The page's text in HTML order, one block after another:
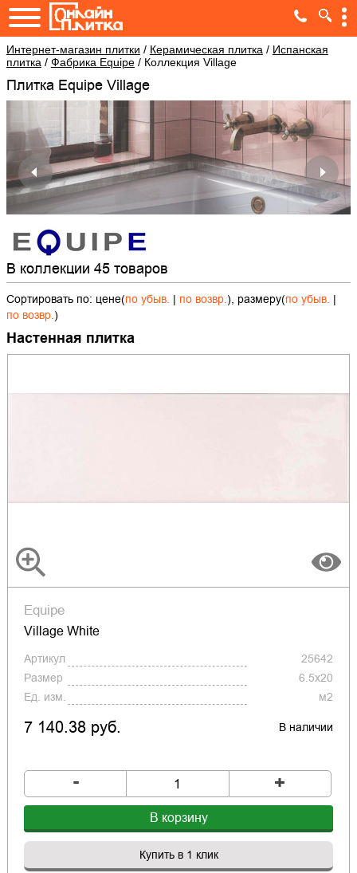
Интернет-магазин плитки / Керамическая плитка / Испанская
плитка / Фабрика Equipe/ Коллекция Village
Плитка Equipe Village
В коллекции 45 товаров
Сортировать по: цене(по убыв. | по возвр.), размеру(по убыв. |
по возвр.)
Настенная плитка
Equipe
Village White
Артикул
25642
Размер
6.5x20
Ед. изм.
м2
7 140.38 руб. В наличии
- +
В корзину
Купить в 1 клик